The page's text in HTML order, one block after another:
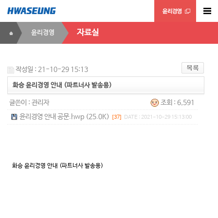
윤리경영 자료실
작성일 : 21-10-29 15:13
화승 윤리경영 안내 (파트너사 발송용)
글쓴이 : 관리자
조회 : 6,591
윤리경영 안내 공문.hwp (25.0K)
[37] DATE : 2021-10-29 15:13:00
화승 윤리경영 안내 (파트너사 발송용)